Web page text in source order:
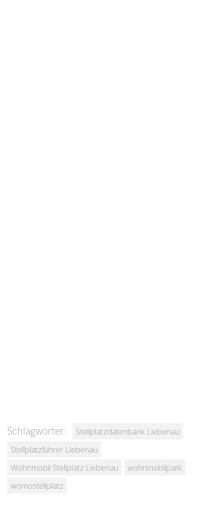
Schlagwörter:
Stellplatzdatenbank Liebenau
Stellplatzführer Liebenau
Wohnmobil Stellplatz Liebenau
wohnmobilpark
womostellplatz